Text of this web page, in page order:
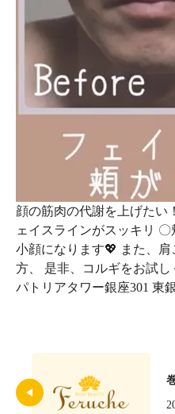
顔の筋肉の代謝を上げたい
ェイスラインがスッキリ
小顔になります💖 また、
方、 是非、コルギをお試
パトリアタワー銀座301 東